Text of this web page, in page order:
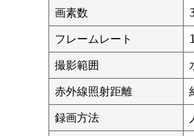
画素数
フレームレート
撮影範囲
赤外線照射距離
録画方法